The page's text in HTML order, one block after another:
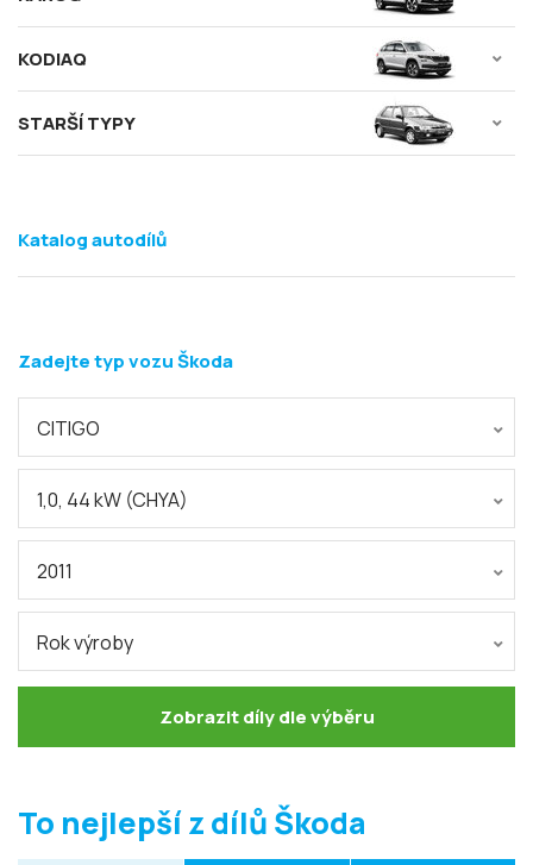
KODIAQ
STARŠÍ TYPY
Zadejte typ vozu Škoda
CITIGO
1,0, 44 kW (CHYA)
2011
Rok výroby
Zobrazit díly dle výběru
Katalog autodílů
To nejlepší z dílů Škoda